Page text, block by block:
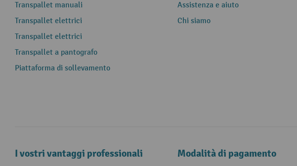
Transpallet manuali
Transpallet elettrici
Transpallet elettrici
Transpallet a pantografo
Piattaforma di sollevamento
Assistenza e aiuto
Chi siamo
I vostri vantaggi professionali Modalità di pagamento